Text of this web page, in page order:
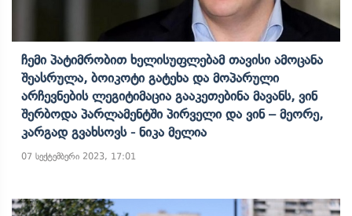
Ჩემი Პატიმრობით Ხელისუფლებამ Თავისი Ამოცანა
Შეასრულა, Ბოიკოტი Გატეხა Და Მოპარული
Არჩევნების Ლეგიტიმაცია Გააკეთებინა Მავანს, Ვინ
Შერბოდა Პარლამენტში Პირველი Და Ვინ – Მეორე,
Კარგად Გვახსოვს - Ნიკა Მელია
07 სექტემბერი 2023, 17:01